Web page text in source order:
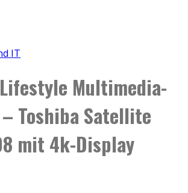
IT
Multimedia-
Toshiba Satellite
mit 4k-Display